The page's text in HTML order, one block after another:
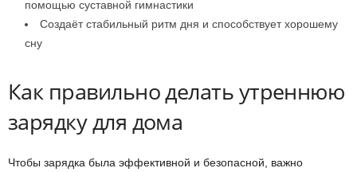
помощью суставной гимнастики
Создаёт стабильный ритм дня и способствует хорошему
сну
Как правильно делать утреннюю
зарядку для дома
Чтобы зарядка была эффективной и безопасной, важно